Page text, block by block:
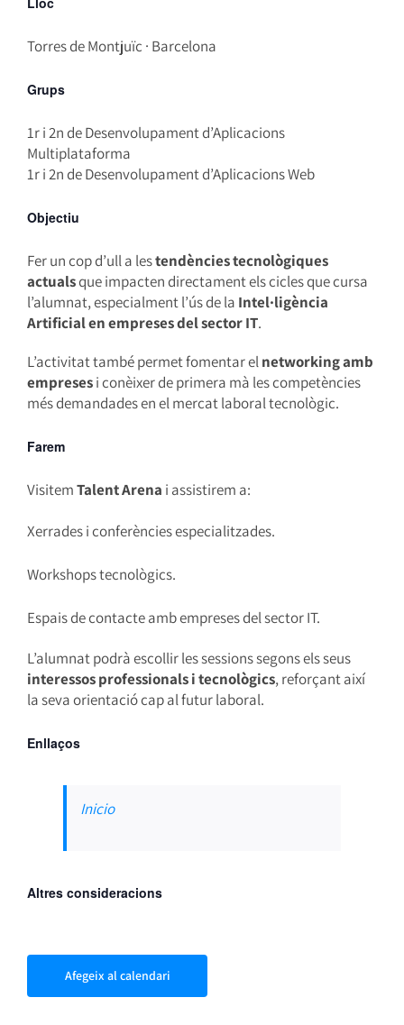
Torres de Montjuïc · Barcelona
Grups
1r i 2n de Desenvolupament d’Aplicacions
Multiplataforma
1r i 2n de Desenvolupament d’Aplicacions Web
Objectiu
Fer un cop d’ull a lestendències tecnològiques
actualsque impacten directament els cicles que cursa
l’alumnat, especialment l’ús de la Intel·ligència
Artificial en empreses del sector IT.
L’activitat també permet fomentar elnetworking amb
empresesi conèixer de primera mà les competències
més demandades en el mercat laboral tecnològic.
Farem
VisitemTalent Arena i assistirem a:
Xerrades i conferències especialitzades.
Workshops tecnològics.
Espais de contacte amb empreses del sector IT.
L’alumnat podrà escollir les sessions segons els seus
interessos professionals i tecnològics, reforçant així
la seva orientació cap al futur laboral.
Enllaços
Inicio
Altres consideracions
Afegeix al calendari